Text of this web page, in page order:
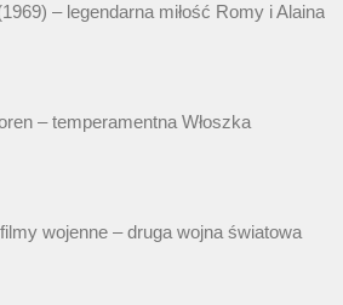
– legendarna miłość Romy i Alaina
– temperamentna Włoszka
wojenne – druga wojna światowa